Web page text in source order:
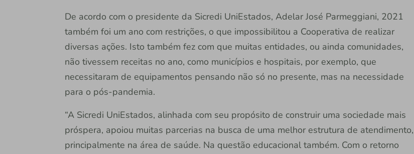
De acordo com o presidente da Sicredi UniEstados, Adelar José Parmeggiani, 2021
também foi um ano com restrições, o que impossibilitou a Cooperativa de realizar
diversas ações. Isto também fez com que muitas entidades, ou ainda comunidades,
não tivessem receitas no ano, como municípios e hospitais, por exemplo, que
necessitaram de equipamentos pensando não só no presente, mas na necessidade
para o pós-pandemia.
“A Sicredi UniEstados, alinhada com seu propósito de construir uma sociedade mais
próspera, apoiou muitas parcerias na busca de uma melhor estrutura de atendimento,
principalmente na área de saúde. Na questão educacional também. Com o retorno